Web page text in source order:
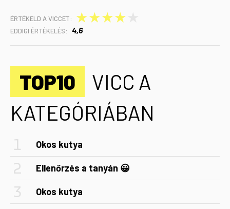
ÉRTÉKELD A VICCET: ★
★
★
★
EDDIGI ÉRTÉKELÉS: 4,6
TOP10
VICC A
KATEGÓRIÁBAN
Okos kutya
Ellenőrzés a tanyán 😀
Okos kutya